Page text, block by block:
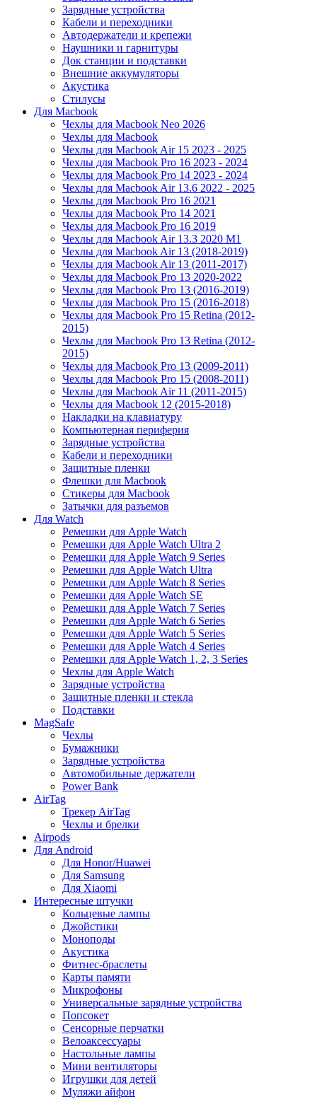
Зарядные устройства
Кабели и переходники
Автодержатели и крепежи
Наушники и гарнитуры
Док станции и подставки
Внешние аккумуляторы
Акустика
Стилусы
Для Macbook
Чехлы для Macbook Neo 2026
Чехлы для Macbook
Чехлы для Macbook Air 15 2023 - 2025
Чехлы для Macbook Pro 16 2023 - 2024
Чехлы для Macbook Pro 14 2023 - 2024
Чехлы для Macbook Air 13.6 2022 - 2025
Чехлы для Macbook Pro 16 2021
Чехлы для Macbook Pro 14 2021
Чехлы для Macbook Pro 16 2019
Чехлы для Macbook Air 13.3 2020 M1
Чехлы для Macbook Air 13 (2018-2019)
Чехлы для Macbook Air 13 (2011-2017)
Чехлы для Macbook Pro 13 2020-2022
Чехлы для Macbook Pro 13 (2016-2019)
Чехлы для Macbook Pro 15 (2016-2018)
Чехлы для Macbook Pro 15 Retina (2012-
2015)
Чехлы для Macbook Pro 13 Retina (2012-
2015)
Чехлы для Macbook Pro 13 (2009-2011)
Чехлы для Macbook Pro 15 (2008-2011)
Чехлы для Macbook Air 11 (2011-2015)
Чехлы для Macbook 12 (2015-2018)
Накладки на клавиатуру
Компьютерная периферия
Зарядные устройства
Кабели и переходники
Защитные пленки
Флешки для Macbook
Стикеры для Macbook
Затычки для разъемов
Для Watch
Ремешки для Apple Watch
Ремешки для Apple Watch Ultra 2
Ремешки для Apple Watch 9 Series
Ремешки для Apple Watch Ultra
Ремешки для Apple Watch 8 Series
Ремешки для Apple Watch SE
Ремешки для Apple Watch 7 Series
Ремешки для Apple Watch 6 Series
Ремешки для Apple Watch 5 Series
Ремешки для Apple Watch 4 Series
Ремешки для Apple Watch 1, 2, 3 Series
Чехлы для Apple Watch
Зарядные устройства
Защитные пленки и стекла
Подставки
MagSafe
Чехлы
Бумажники
Зарядные устройства
Автомобильные держатели
Power Bank
AirTag
Трекер AirTag
Чехлы и брелки
Airpods
Для Android
Для Honor/Huawei
Для Samsung
Для Xiaomi
Интересные штучки
Кольцевые лампы
Джойстики
Моноподы
Акустика
Фитнес-браслеты
Карты памяти
Микрофоны
Универсальные зарядные устройства
Попсокет
Сенсорные перчатки
Велоаксессуары
Настольные лампы
Мини вентиляторы
Игрушки для детей
Муляжи айфон